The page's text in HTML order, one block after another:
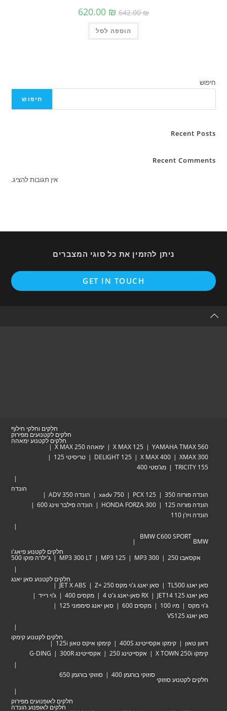
המחיר
המקורי
620.00₪ המחיר
הנוכחי
הוא:
620.00 ₪.
Recent
אין תגובות להציג.
ניתן להזמין את כל סוגי המצברים
GET IN TOUCH
in
חלקים וחלקי חילוף
חלקים לקטנועים מפירוק
חלקים לקטנוע ימאהה
YAMAHA
X MAX 125
ימאהה X MAX 250
X MAX 400
DELIGHT 125
טריסיטי 125
מג’סטי 400
PCX 125
xadv 750
הונדה ADV 350
HONDA FORZA 300
הונדה סילבר ווינג 600
BMW C600
חלקים לקטנוע פיאג'ו
MP3 300
MP3 125
MP3 300 LT ג'ילרה פוקו 500
חלקים לקטנוע סאן יאנג
סאן יאנג ג'וי מקס Zּ+ 250
JET X ABS
RX סאן-יאנג ג'ט 4 מקסים 400
ג’וי רייד
מקסים 600
סאן יאנג סימפוני 125
חלקים לקטנוע קימקו
קימקו אקסייטינג 400S
קימקו איקס טאון 125i
אקסייטינג 250
אקסייטינג 300R G-DING
סוזוקי
סוזוקי בורגמן 650
חלקים לאופנועים מפירוק
חלקים לאופנוע הונדה